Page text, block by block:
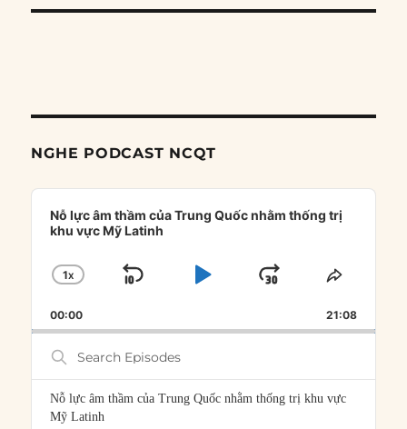
NGHE PODCAST NCQT
Audio
Player
Nỗ lực âm thầm của Trung Quốc nhằm thống trị
khu vực Mỹ Latinh
CHANGE
RATE
1X
SKIP
PLAYJUMP
FORWARD
SHARE
00:00 21:08
Search
Episodes
Nỗ lực âm thầm của Trung Quốc nhằm thống trị khu vực
Mỹ Latinh